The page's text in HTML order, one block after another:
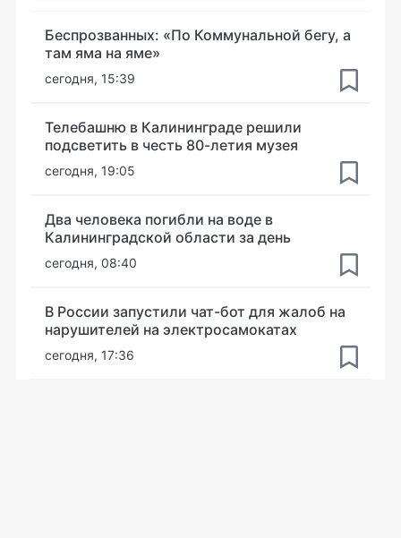
Беспрозванных: «По Коммунальной бегу, а
там яма на яме»
сегодня, 15:39
Телебашню в Калининграде решили
подсветить в честь 80-летия музея
сегодня, 19:05
Два человека погибли на воде в
Калининградской области за день
сегодня, 08:40
В России запустили чат-бот для жалоб на
нарушителей на электросамокатах
сегодня, 17:36